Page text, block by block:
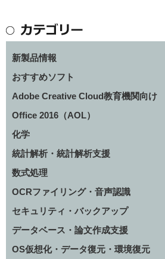
新製品情報
おすすめソフト
Adobe Creative Cloud教育機関向け
Office 2016（AOL）
化学
統計解析・統計解析支援
数式処理
OCRファイリング・音声認識
セキュリティ・バックアップ
データベース・論文作成支援
OS仮想化・データ復元・環境復元